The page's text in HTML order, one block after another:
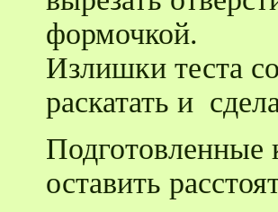
формочкой.
Излишки теста
раскатать и
Подготовленные
оставить